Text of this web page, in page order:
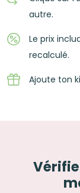
autre.
Le prix
recalculé.
Ajoute ton